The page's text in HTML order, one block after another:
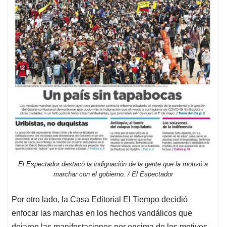
El Espectador destacó la indignación de la gente que la motivó a
marchar con el gobierno. / El Espectador
Por otro lado, la Casa Editorial El Tiempo decidió
enfocar las marchas en los hechos vandálicos que